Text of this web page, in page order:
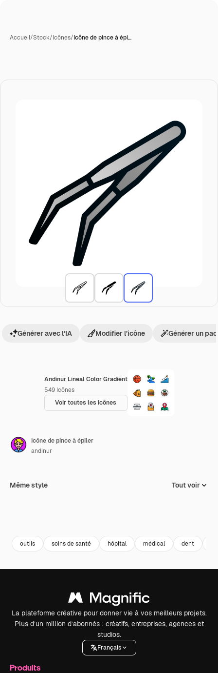
Accueil/Stock/Icônes/Icône de pince à épi…
Andinur Lineal Color Gradient
549 Icônes
Voir toutes les icônes
Générer avec l’IA Modifier l’icône Générer un
Icône de pince à épiler
andinur
Même style Tout voir
outils soins de santé hôpital médical dent
La plateforme créative pour donner vie à vos meilleurs projets.
Plus d’un million d’abonnés : créatifs, entreprises, agences et
studios.
Français
Produits